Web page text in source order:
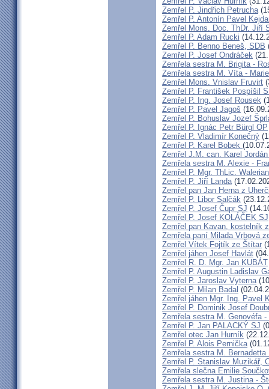
Zemřel P. Jindřich Petrucha
Zemřel P. Antonín Pavel
Zemřel Mons. Doc. ThDr. Jiří
Zemřel P. Adam Rucki
Zemřel P. Benno Beneš, SDB
Zemřel P. Josef Ondráček
Zemřela sestra M. Brigita -
Zemřela sestra M. Víta -
Zemřel Mons. Vnislav Fruvirt
Zemřel P. František Pospíšil
Zemřel P. Ing. Josef Rousek
Zemřel P. Pavel Jagoš
Zemřel P. Bohuslav Jozef
Zemřel P. Ignác Petr Bürgl OP
Zemřel P. Vladimír Konečný
Zemřel P. Karel Bobek
Zemřel J.M. can. Karel
Zemřela sestra M. Alexie -
Zemřel P. Mgr. ThLic.
Zemřel P. Jiří Landa
Zemřel pan Jan Herna z
Zemřel P. Libor Salčák
Zemřel P. Josef Čupr SJ
Zemřel P. Josef KOLÁČEK SJ
Zemřel pan Kavan, kostelník
Zemřela paní Milada Vrbová
Zemřel Vítek Fojtík ze Štítar
Zemřel jáhen Josef Havlát
Zemřel R. D. Mgr. Jan KUBÁT
Zemřel P. Augustin Ladislav
Zemřel P. Jaroslav Vyterna
Zemřel P. Milan Badal
Zemřel jáhen Mgr. Ing. Pavel
Zemřel P. Dominik Josef
Zemřela sestra M. Genovéfa
Zemřel P. Jan PALACKÝ SJ
Zemřel otec Jan Hurník
Zemřel P. Alois Pernička
Zemřela sestra M. Bernadetta
Zemřel P. Stanislav Muzikář,
Zemřela slečna Emilie
Zemřela sestra M. Justina -